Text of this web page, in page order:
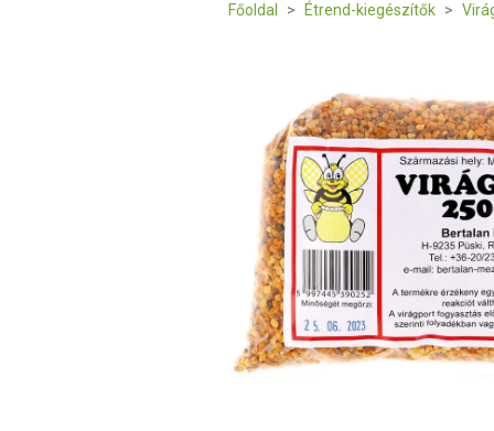
Főoldal Étrend-kiegészítők